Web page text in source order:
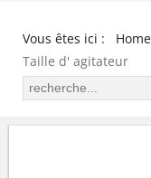
Vous êtes ici : Home
Taille d' agitateur